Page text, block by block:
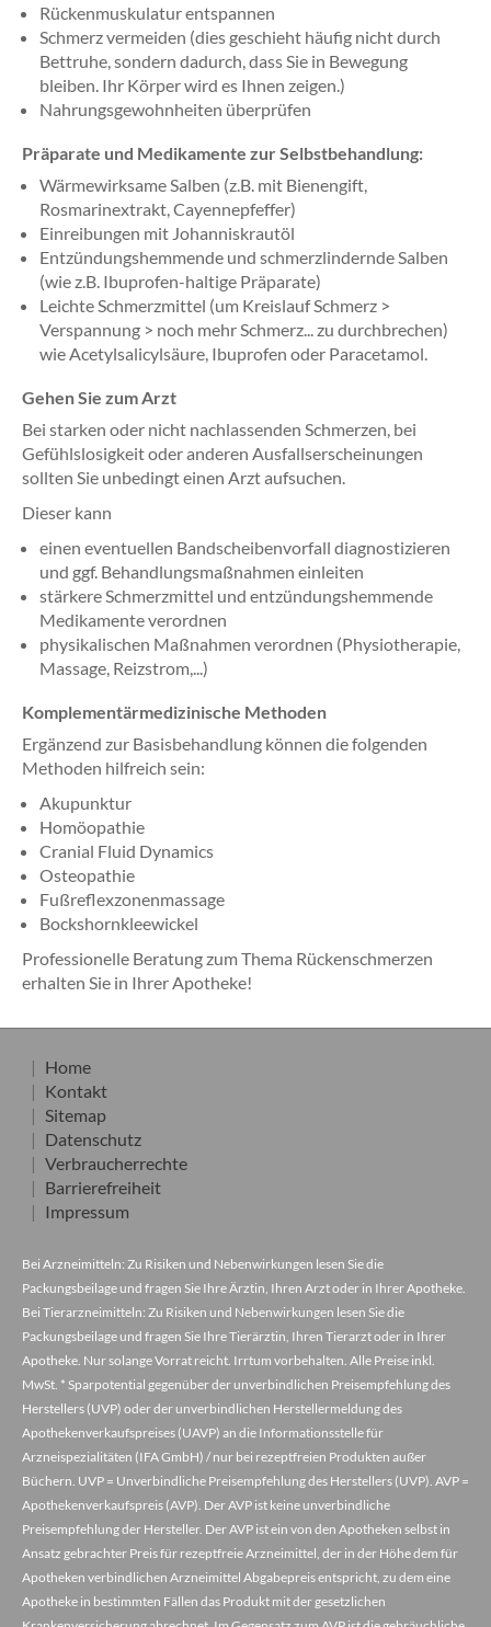
Rückenmuskulatur entspannen
Schmerz vermeiden (dies geschieht häufig nicht durch
Bettruhe, sondern dadurch, dass Sie in Bewegung
bleiben. Ihr Körper wird es Ihnen zeigen.)
Nahrungsgewohnheiten überprüfen
Präparate und Medikamente zur Selbstbehandlung:
Wärmewirksame Salben (z.B. mit Bienengift,
Rosmarinextrakt, Cayennepfeffer)
Einreibungen mit Johanniskrautöl
Entzündungshemmende und schmerzlindernde Salben
(wie z.B. Ibuprofen-haltige Präparate)
Leichte Schmerzmittel (um Kreislauf Schmerz >
Verspannung > noch mehr Schmerz... zu durchbrechen)
wie Acetylsalicylsäure, Ibuprofen oder Paracetamol.
Gehen Sie zum Arzt
Bei starken oder nicht nachlassenden Schmerzen, bei
Gefühlslosigkeit oder anderen Ausfallserscheinungen
sollten Sie unbedingt einen Arzt aufsuchen.
Dieser kann
einen eventuellen Bandscheibenvorfall diagnostizieren
und ggf. Behandlungsmaßnahmen einleiten
stärkere Schmerzmittel und entzündungshemmende
Medikamente verordnen
physikalischen Maßnahmen verordnen (Physiotherapie,
Massage, Reizstrom,...)
Komplementärmedizinische Methoden
Ergänzend zur Basisbehandlung können die folgenden
Methoden hilfreich sein:
Akupunktur
Homöopathie
Cranial Fluid Dynamics
Osteopathie
Fußreflexzonenmassage
Bockshornkleewickel
Professionelle Beratung zum Thema Rückenschmerzen
erhalten Sie in Ihrer Apotheke!
Home
Kontakt
Sitemap
Datenschutz
Verbraucherrechte
Barrierefreiheit
Impressum
Bei Arzneimitteln: Zu Risiken und Nebenwirkungen lesen Sie die
Packungsbeilage und fragen Sie Ihre Ärztin, Ihren Arzt oder in Ihrer Apotheke.
Bei Tierarzneimitteln: Zu Risiken und Nebenwirkungen lesen Sie die
Packungsbeilage und fragen Sie Ihre Tierärztin, Ihren Tierarzt oder in Ihrer
Apotheke. Nur solange Vorrat reicht. Irrtum vorbehalten. Alle Preise inkl.
MwSt. * Sparpotential gegenüber der unverbindlichen Preisempfehlung des
Herstellers (UVP) oder der unverbindlichen Herstellermeldung des
Apothekenverkaufspreises (UAVP) an die Informationsstelle für
Arzneispezialitäten (IFA GmbH) / nur bei rezeptfreien Produkten außer
Büchern. UVP = Unverbindliche Preisempfehlung des Herstellers (UVP). AVP =
Apothekenverkaufspreis (AVP). Der AVP ist keine unverbindliche
Preisempfehlung der Hersteller. Der AVP ist ein von den Apotheken selbst in
Ansatz gebrachter Preis für rezeptfreie Arzneimittel, der in der Höhe dem für
Apotheken verbindlichen Arzneimittel Abgabepreis entspricht, zu dem eine
Apotheke in bestimmten Fällen das Produkt mit der gesetzlichen